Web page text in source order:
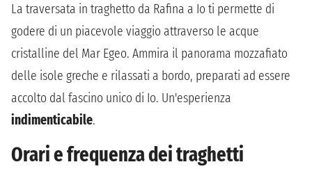
La traversata in traghetto da Rafina a Io ti permette di
godere di un piacevole viaggio attraverso le acque
cristalline del Mar Egeo. Ammira il panorama mozzafiato
delle isole greche e rilassati a bordo, preparati ad essere
accolto dal fascino unico di Io. Un'esperienza
indimenticabile.
Orari e frequenza dei traghetti